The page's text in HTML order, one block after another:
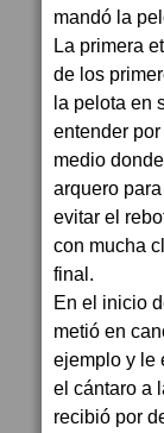
mandó la
La primera
de los
la pelota en
entender
medio
arquero
evitar el
con mucha
final.
En el inicio
metió en
ejemplo y le
el cántaro a
recibió por